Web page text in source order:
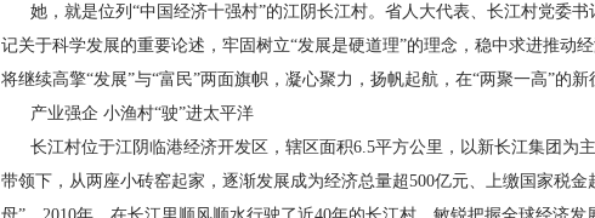
她，就是位列“中国经济十强村”的江阴长江村。省人大代表、长江村党委书
记关于科学发展的重要论述，牢固树立“发展是硬道理”的理念，稳中求进推动
将继续高擎“发展”与“富民”两面旗帜，凝心聚力，扬帆起航，在“两聚一高”的新
产业强企 小渔村“驶”进太平洋
长江村位于江阴临港经济开发区，辖区面积6.5平方公里，以新长江集团为
带领下，从两座小砖窑起家，逐渐发展成为经济总量超500亿元、上缴国家税金